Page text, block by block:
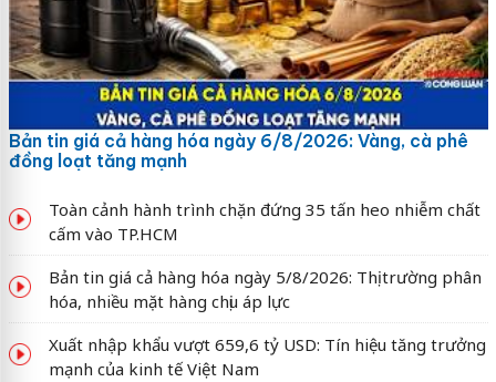
Bản tin giá cả hàng hóa ngày 6/8/2026: Vàng, cà phê
đồng loạt tăng mạnh
Toàn cảnh hành trình chặn đứng 35 tấn heo nhiễm chất
cấm vào TP.HCM
Bản tin giá cả hàng hóa ngày 5/8/2026: Thị trường phân
hóa, nhiều mặt hàng chịu áp lực
Xuất nhập khẩu vượt 659,6 tỷ USD: Tín hiệu tăng trưởng
mạnh của kinh tế Việt Nam